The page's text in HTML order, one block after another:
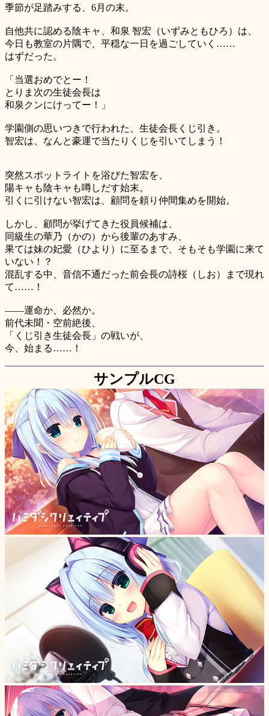
季節が足踏みする、6月の末。
自他共に認める陰キャ、和泉 智宏（いずみともひろ）は、
今日も教室の片隅で、平穏な一日を過ごしていく……
はずだった。
「当選おめでとー！
とりま次の生徒会長は
和泉クンにけってー！」
学園側の思いつきで行われた、生徒会長くじ引き。
智宏は、なんと豪運で当たりくじを引いてしまう！
突然スポットライトを浴びた智宏を、
陽キャも陰キャも噂しだす始末。
引くに引けない智宏は、顧問を頼り仲間集めを開始。
しかし、顧問が挙げてきた役員候補は、
同級生の華乃（かの）から後輩のあすみ、
果ては妹の妃愛（ひより）に至るまで、そもそも学園に来て
いない！？
混乱する中、音信不通だった前会長の詩桜（しお）まで現れ
て……！
――運命か、必然か。
前代未聞・空前絶後、
「くじ引き生徒会長」の戦いが、
今、始まる……！
サンプルCG